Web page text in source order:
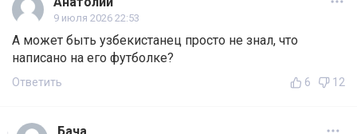
9 июля 2026 22:53
А может быть узбекистанец просто не знал, что
написано на его футболке?
Ответить 6 12